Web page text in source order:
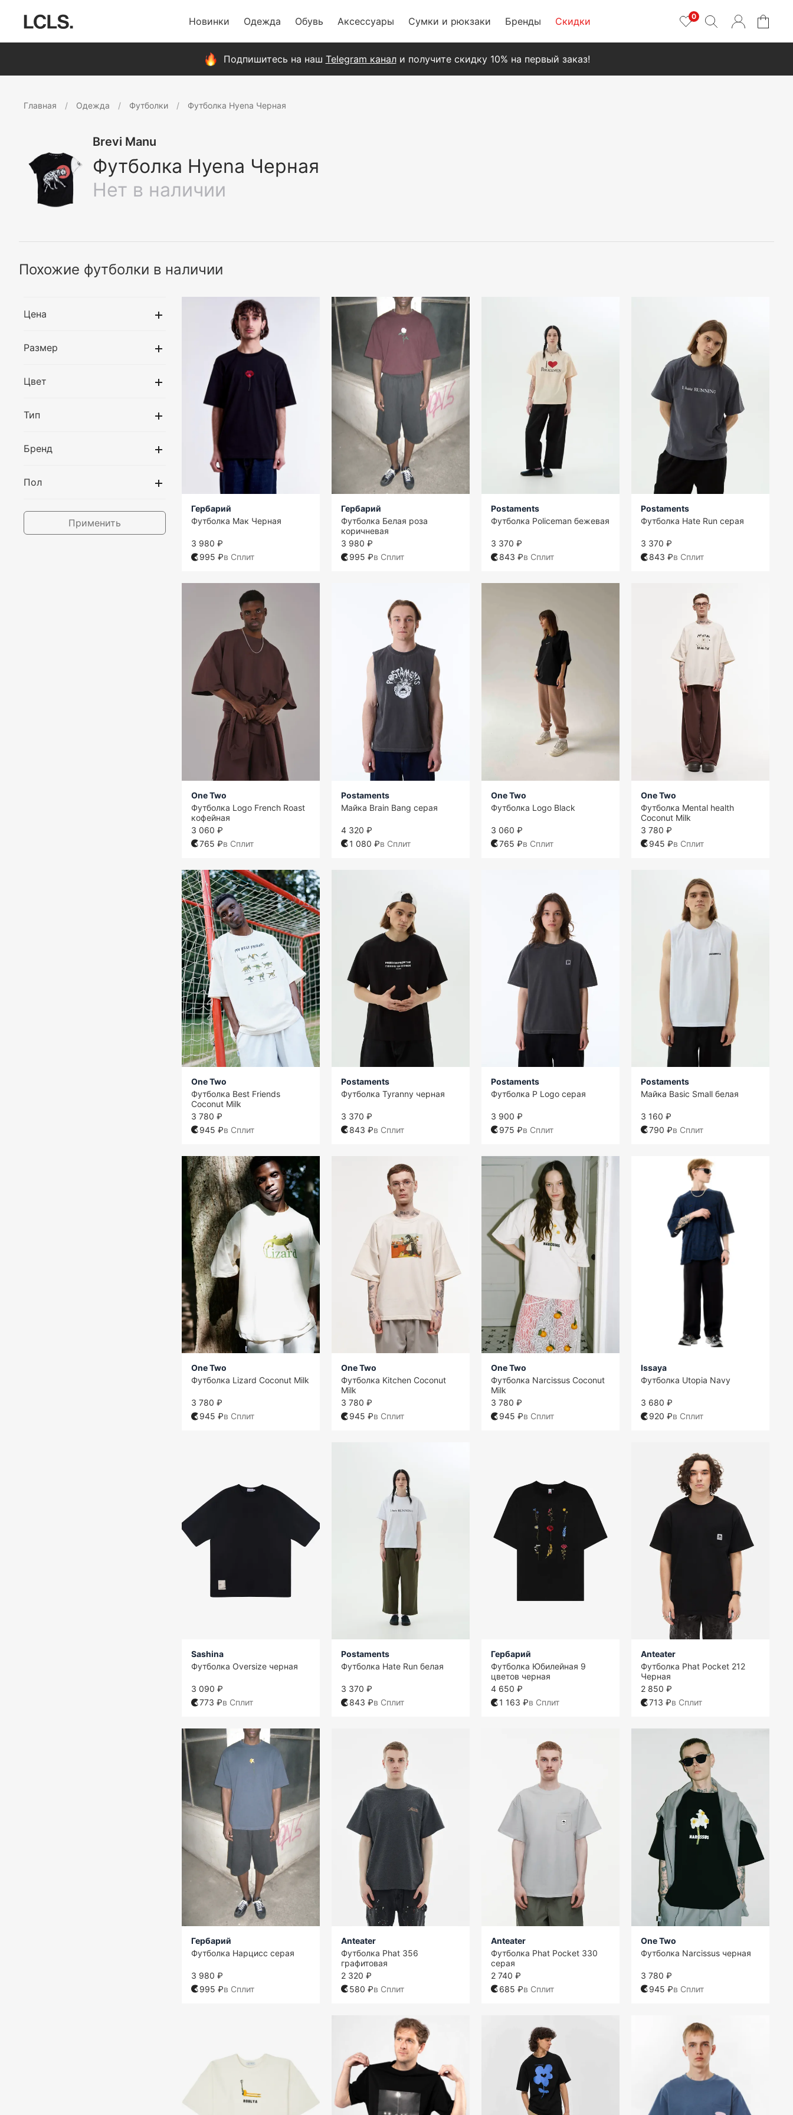
0
Новинки Одежда Обувь Аксессуары Сумки и рюкзаки Бренды Скидки
Подпишитесь на наш Telegram канали получите скидку 10% на первый заказ!
Главная Одежда Футболки Футболка Hyena Черная
Brevi Manu
Футболка Hyena Черная
Нет в наличии
Похожие футболки в наличии
Цена
Размер
Цвет
Тип
Бренд
Пол
Применить
Гербарий
Футболка Мак Черная
3 980 ₽
995 ₽в Сплит
Гербарий
Футболка Белая роза
коричневая
3 980 ₽
995 ₽в Сплит
Postaments
Футболка Policeman бежевая
3 370 ₽
843 ₽в Сплит
Postaments
Футболка Hate Run серая
3 370 ₽
843 ₽в Сплит
One Two
Футболка Logo French Roast
кофейная
3 060 ₽
765 ₽в Сплит
Postaments
Майка Brain Bang серая
4 320 ₽
1 080 ₽в Сплит
One Two
Футболка Logo Black
3 060 ₽
765 ₽в Сплит
One Two
Футболка Mental health
Coconut Milk
3 780 ₽
945 ₽в Сплит
One Two
Футболка Best Friends
Coconut Milk
3 780 ₽
945 ₽в Сплит
Postaments
Футболка Tyranny черная
3 370 ₽
843 ₽в Сплит
Postaments
Футболка P Logo серая
3 900 ₽
975 ₽в Сплит
Postaments
Майка Basic Small белая
3 160 ₽
790 ₽в Сплит
One Two
Футболка Lizard Coconut Milk
3 780 ₽
945 ₽в Сплит
One Two
Футболка Kitchen Coconut
Milk
3 780 ₽
945 ₽в Сплит
One Two
Футболка Narcissus Coconut
Milk
3 780 ₽
945 ₽в Сплит
Issaya
Футболка Utopia Navy
3 680 ₽
920 ₽в Сплит
Sashina
Футболка Oversize черная
3 090 ₽
773 ₽в Сплит
Postaments
Футболка Hate Run белая
3 370 ₽
843 ₽в Сплит
Гербарий
Футболка Юбилейная 9
цветов черная
4 650 ₽
1 163 ₽в Сплит
Anteater
Футболка Phat Pocket 212
Черная
2 850 ₽
713 ₽в Сплит
Гербарий
Футболка Нарцисс серая
3 980 ₽
995 ₽в Сплит
Anteater
Футболка Phat 356
графитовая
2 320 ₽
580 ₽в Сплит
Anteater
Футболка Phat Pocket 330
серая
2 740 ₽
685 ₽в Сплит
One Two
Футболка Narcissus черная
3 780 ₽
945 ₽в Сплит